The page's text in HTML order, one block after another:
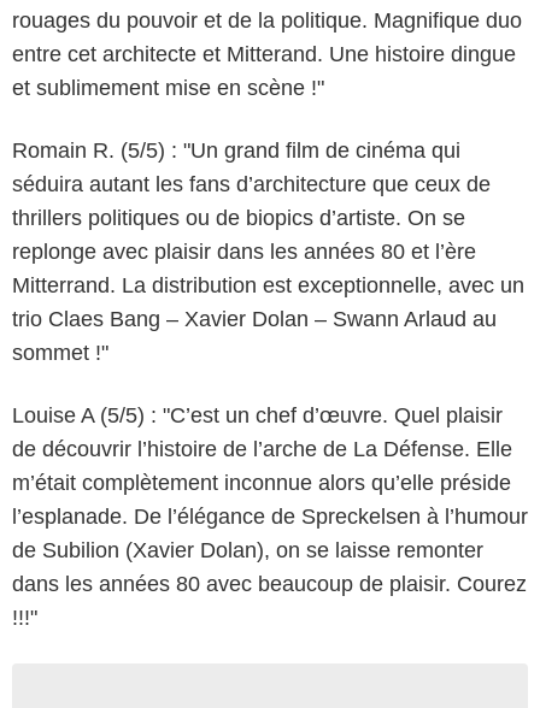
rouages du pouvoir et de la politique. Magnifique duo
entre cet architecte et Mitterand. Une histoire dingue
et sublimement mise en scène !"
Romain R. (5/5) : "Un grand film de cinéma qui
séduira autant les fans d’architecture que ceux de
thrillers politiques ou de biopics d’artiste. On se
replonge avec plaisir dans les années 80 et l’ère
Mitterrand. La distribution est exceptionnelle, avec un
trio Claes Bang – Xavier Dolan – Swann Arlaud au
sommet !"
Louise A (5/5) : "C’est un chef d’œuvre. Quel plaisir
de découvrir l’histoire de l’arche de La Défense. Elle
m’était complètement inconnue alors qu’elle préside
l’esplanade. De l’élégance de Spreckelsen à l’humour
de Subilion (Xavier Dolan), on se laisse remonter
dans les années 80 avec beaucoup de plaisir. Courez
!!!"